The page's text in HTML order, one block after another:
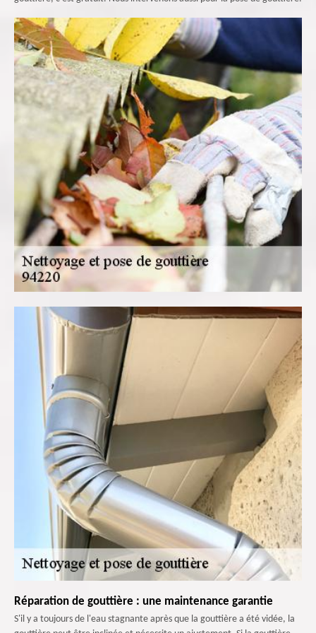
Réparation de gouttière : une maintenance garantie
S'il y a toujours de l'eau stagnante après que la gouttière a été vidée, la